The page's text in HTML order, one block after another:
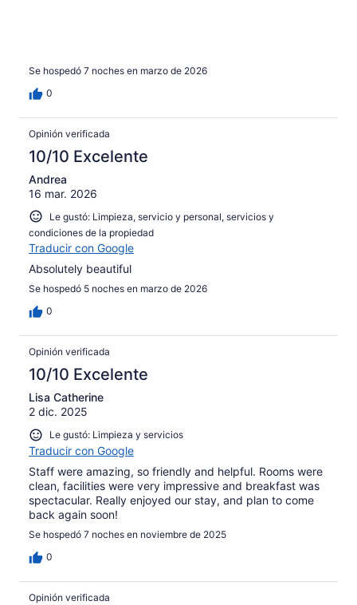
Se hospedó 7 noches en marzo de 2026
0
Opinión verificada
10/10 Excelente
Andrea
16 mar. 2026
Le gustó: Limpieza, servicio y personal, servicios y
condiciones de la propiedad
Traducir con Google
Absolutely beautiful
Se hospedó 5 noches en marzo de 2026
0
Opinión verificada
10/10 Excelente
Lisa Catherine
2 dic. 2025
Le gustó: Limpieza y servicios
Traducir con Google
Staff were amazing, so friendly and helpful. Rooms were
clean, facilities were very impressive and breakfast was
spectacular. Really enjoyed our stay, and plan to come
back again soon!
Se hospedó 7 noches en noviembre de 2025
0
Opinión verificada